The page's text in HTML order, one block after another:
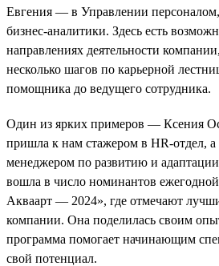
Евгения — в Управлении
бизнес-аналитики. Здесь есть
направлениях деятельности
несколько шагов по карьерной
помощника до ведущего сотрудника.
Один из ярких примеров — Ксения
пришла к нам стажером в HR-отдел, а
менеджером по развитию и
вошла в число номинантов
Акваарт — 2024», где отмечают
компании. Она поделилась своим
программа помогает начинающим
свой потенциал.